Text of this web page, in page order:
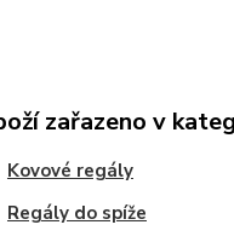
zařazeno v
Kovové regály
Regály do spíže